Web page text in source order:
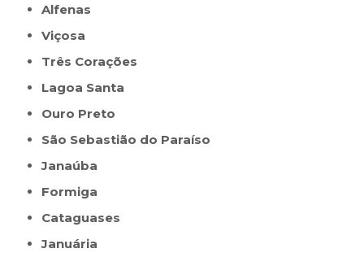
Alfenas
Viçosa
Três Corações
Lagoa Santa
Ouro Preto
São Sebastião do Paraíso
Janaúba
Formiga
Cataguases
Januária